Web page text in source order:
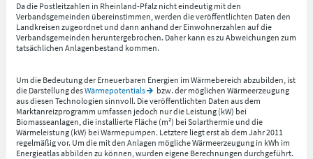
Da die Postleitzahlen in Rheinland-Pfalz nicht eindeutig mit den
Verbandsgemeinden übereinstimmen, werden die veröffentlichten Daten den
Landkreisen zugeordnet und dann anhand der Einwohnerzahlen auf die
Verbandsgemeinden heruntergebrochen. Daher kann es zu Abweichungen zum
tatsächlichen Anlagenbestand kommen.
Um die Bedeutung der Erneuerbaren Energien im Wärmebereich abzubilden, ist
die Darstellung desWärmepotentials
bzw. der möglichen Wärmeerzeugung
aus diesen Technologien sinnvoll. Die veröffentlichten Daten aus dem
Marktanreizprogramm umfassen jedoch nur die Leistung (kW) bei
Biomasseanlagen, die installierte Fläche (m²) bei Solarthermie und die
Wärmeleistung (kW) bei Wärmepumpen. Letztere liegt erst ab dem Jahr 2011
regelmäßig vor. Um die mit den Anlagen mögliche Wärmeerzeugung in kWh im
Energieatlas abbilden zu können, wurden eigene Berechnungen durchgeführt.